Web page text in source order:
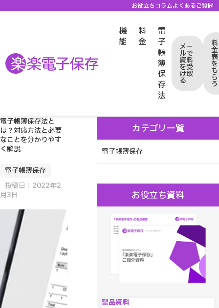
お役立ちコラムよくあるご質問
機
能
料
金
電
子
帳
簿
保
存
法
メー
ルで
資料
を受
け取
る
料
金
表
を
も
ら
う
クラウド型電子帳簿保存システム「楽楽電子保存」TOP
電子帳簿保存法のお役立ちコラム
「電子帳簿保存」の記事一覧
電子帳簿保存法とは？対応方法と必要なことを分かりやすく解説
電子帳簿保存法と
は？対応方法と必要
なことを分かりやす
く解説
電子帳簿保存
投稿日：2022年2
月3日
カテゴリ一覧
電子帳簿保存
お役立ち資料
製品資料